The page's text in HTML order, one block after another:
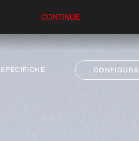
CONTINUE
SPECIFICHE CONFIGURA